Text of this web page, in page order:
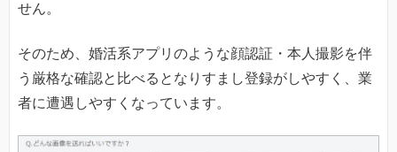
せん。
そのため、婚活系アプリのような顔認証・本人撮影を伴
う厳格な確認と比べるとなりすまし登録がしやすく、業
者に遭遇しやすくなっています。